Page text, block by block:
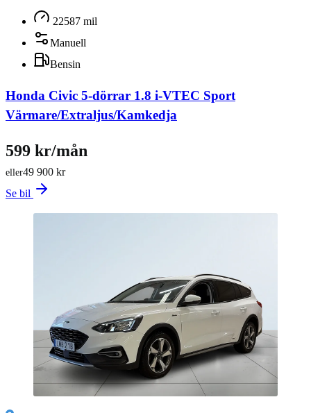
22587 mil
Manuell
Bensin
Honda Civic 5-dörrar 1.8 i-VTEC Sport
Värmare/Extraljus/Kamkedja
49 900 kr
eller
599 kr/mån
Se bil